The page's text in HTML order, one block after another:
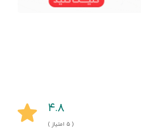
۴.۸
( ۵ امتیاز )